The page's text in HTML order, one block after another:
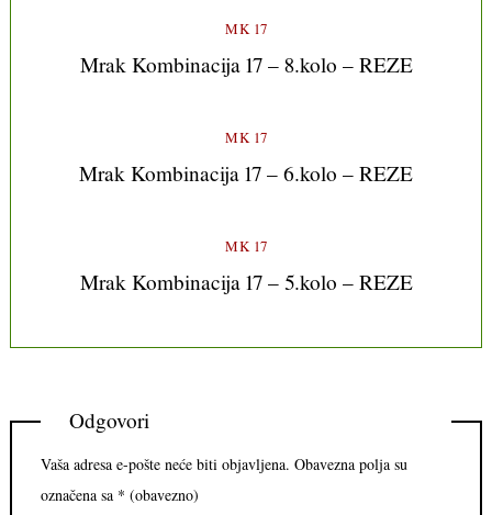
MK 17
Mrak Kombinacija 17 – 8.kolo – REZE
MK 17
Mrak Kombinacija 17 – 6.kolo – REZE
MK 17
Mrak Kombinacija 17 – 5.kolo – REZE
Odgovori
Vaša adresa e-pošte neće biti objavljena. Obavezna polja su
označena sa * (obavezno)